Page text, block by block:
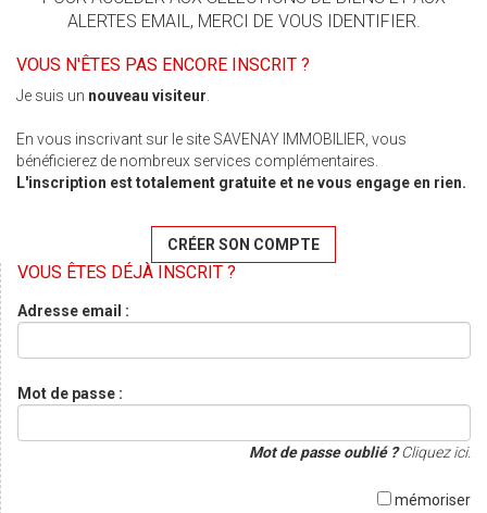
ALERTES EMAIL, MERCI DE VOUS IDENTIFIER.
VOUS N'ÊTES PAS ENCORE INSCRIT ?
Je suis un nouveau visiteur
En vous inscrivant sur le site SAVENAY IMMOBILIER, vous
bénéficierez de nombreux services complémentaires.
L'inscription est totalement gratuite et ne vous engage en rien.
CRÉER SON COMPTE
VOUS ÊTES DÉJÀ INSCRIT ?
Adresse email :
Mot de passe :
Mot de passe oublié ?Cliquez ici.
mémoriser